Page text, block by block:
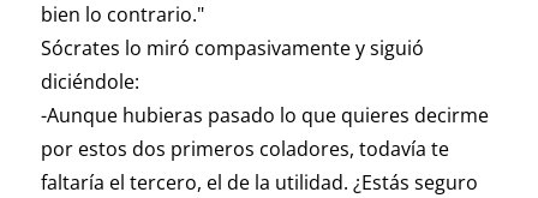
bien lo contrario."
Sócrates lo miró compasivamente y siguió
diciéndole:
-Aunque hubieras pasado lo que quieres decirme
por estos dos primeros coladores, todavía te
faltaría el tercero, el de la utilidad. ¿Estás seguro